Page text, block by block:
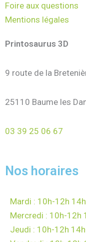
Foire aux questions
Mentions légales
Printosaurus 3D
9 route de la
25110 Baume les
03 39 25 06 67
Nos horaires
Mardi : 10h-12h
Mercredi : 10h-12h
Jeudi : 10h-12h